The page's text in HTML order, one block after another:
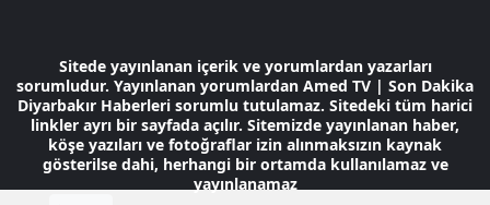
Sitede yayınlanan içerik ve yorumlardan yazarları
sorumludur. Yayınlanan yorumlardan Amed TV | Son Dakika
Diyarbakır Haberleri sorumlu tutulamaz. Sitedeki tüm harici
linkler ayrı bir sayfada açılır. Sitemizde yayınlanan haber,
köşe yazıları ve fotoğraflar izin alınmaksızın kaynak
gösterilse dahi, herhangi bir ortamda kullanılamaz ve
yayınlanamaz